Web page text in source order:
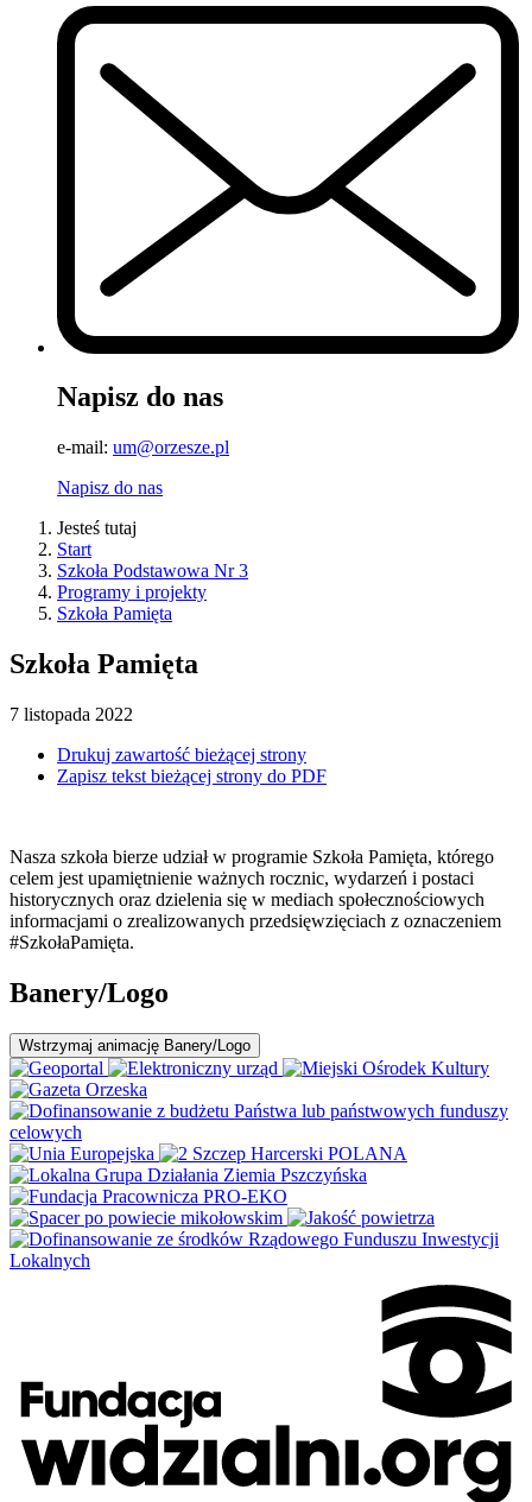
Napisz do nas
e-mail: um@orzesze.pl
Napisz do nas
Jesteś tutaj
Start
Szkoła Podstawowa Nr 3
Programy i projekty
Szkoła Pamięta
Szkoła Pamięta
7 listopada 2022
Drukuj zawartość bieżącej strony
Zapisz tekst bieżącej strony do PDF
Nasza szkoła bierze udział w programie Szkoła Pamięta, którego
celem jest upamiętnienie ważnych rocznic, wydarzeń i postaci
historycznych oraz dzielenia się w mediach społecznościowych
informacjami o zrealizowanych przedsięwzięciach z oznaczeniem
#SzkołaPamięta.
Banery/Logo
Wstrzymaj animację Banery/Logo